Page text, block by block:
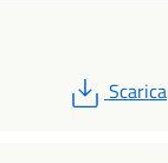
PDF
Scarica